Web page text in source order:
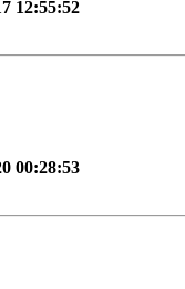
12:55:52
00:28:53